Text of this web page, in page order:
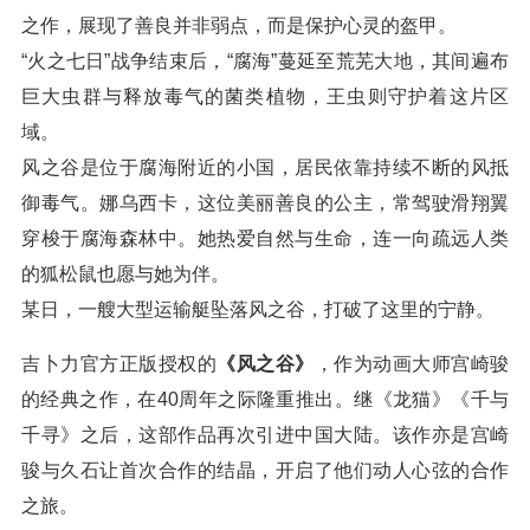
之作，展现了善良并非弱点，而是保护心灵的盔甲。
“火之七日”战争结束后，“腐海”蔓延至荒芜大地，其间遍布
巨大虫群与释放毒气的菌类植物，王虫则守护着这片区
域。
风之谷是位于腐海附近的小国，居民依靠持续不断的风抵
御毒气。娜乌西卡，这位美丽善良的公主，常驾驶滑翔翼
穿梭于腐海森林中。她热爱自然与生命，连一向疏远人类
的狐松鼠也愿与她为伴。
某日，一艘大型运输艇坠落风之谷，打破了这里的宁静。
吉卜力官方正版授权的 《风之谷》
，作为动画大师宫崎骏
的经典之作，在40周年之际隆重推出。继《龙猫》《千与
千寻》之后，这部作品再次引进中国大陆。该作亦是宫崎
骏与久石让首次合作的结晶，开启了他们动人心弦的合作
之旅。